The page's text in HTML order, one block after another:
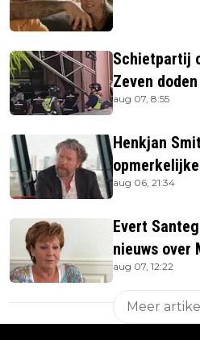
Schietpartij
Zeven doden
aug 07, 8:55
Henkjan
Jerney
aug 06, 21:34
Evert
nieuws over
aug 07, 12:22
Meer